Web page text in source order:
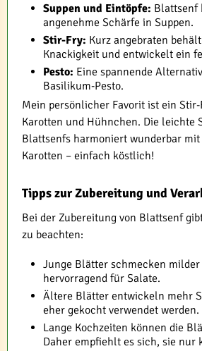
Suppen und Eintöpfe: Blattsenf
angenehme Schärfe in Suppen.
Stir-Fry: Kurz angebraten
Knackigkeit und entwickelt ein
Pesto: Eine spannende
Basilikum-Pesto.
Mein persönlicher Favorit ist ein
Karotten und Hühnchen. Die leichte
Blattsenfs harmoniert wunderbar
Karotten – einfach köstlich!
Tipps zur Zubereitung und
Bei der Zubereitung von Blattsenf
zu beachten:
Junge Blätter schmecken
hervorragend für Salate.
Ältere Blätter entwickeln mehr
eher gekocht verwendet werden.
Lange Kochzeiten können die
Daher empfiehlt es sich, sie nur